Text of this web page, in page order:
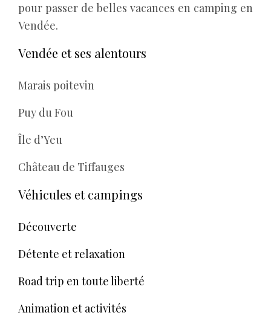
pour passer de belles vacances en camping en
Vendée.
Vendée et ses alentours
Marais poitevin
Puy du Fou
Île d’Yeu
Château de Tiffauges
Véhicules et campings
Découverte
Détente et relaxation
Road trip en toute liberté
Animation et activités